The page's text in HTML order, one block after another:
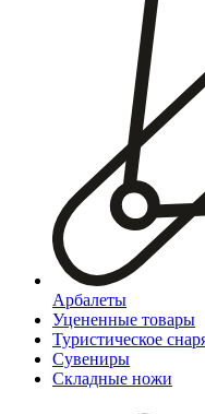
Арбалеты
Уцененные товары
Туристическое
Сувениры
Складные ножи